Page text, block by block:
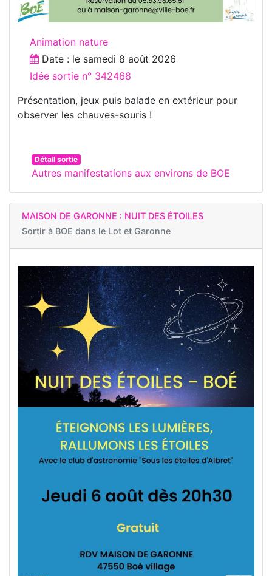
Animation nature
Date : le samedi 8 août 2026
Idée sortie n° 342468
Présentation, jeux puis balade en extérieur pour
observer les chauves-souris !
Détail sortie
Autres manifestations aux environs de BOE
MAISON DE GARONNE : NUIT DES ÉTOILES
Sortir à BOE dans le Lot et Garonne